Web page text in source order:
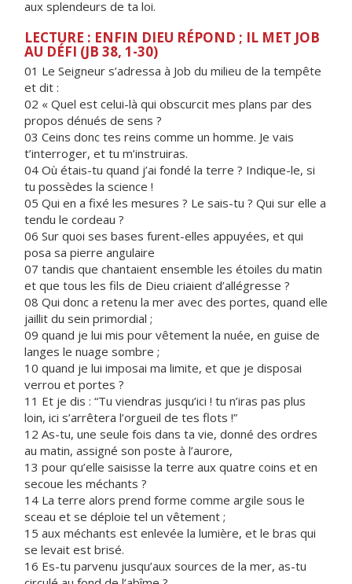
aux splendeurs de ta loi.
LECTURE : ENFIN DIEU RÉPOND ; IL MET JOB
AU DÉFI (JB 38, 1-30)
01 Le Seigneur s’adressa à Job du milieu de la tempête
et dit :
02 « Quel est celui-là qui obscurcit mes plans par des
propos dénués de sens ?
03 Ceins donc tes reins comme un homme. Je vais
t’interroger, et tu m’instruiras.
04 Où étais-tu quand j’ai fondé la terre ? Indique-le, si
tu possèdes la science !
05 Qui en a fixé les mesures ? Le sais-tu ? Qui sur elle a
tendu le cordeau ?
06 Sur quoi ses bases furent-elles appuyées, et qui
posa sa pierre angulaire
07 tandis que chantaient ensemble les étoiles du matin
et que tous les fils de Dieu criaient d’allégresse ?
08 Qui donc a retenu la mer avec des portes, quand elle
jaillit du sein primordial ;
09 quand je lui mis pour vêtement la nuée, en guise de
langes le nuage sombre ;
10 quand je lui imposai ma limite, et que je disposai
verrou et portes ?
11 Et je dis : “Tu viendras jusqu’ici ! tu n’iras pas plus
loin, ici s’arrêtera l’orgueil de tes flots !”
12 As-tu, une seule fois dans ta vie, donné des ordres
au matin, assigné son poste à l’aurore,
13 pour qu’elle saisisse la terre aux quatre coins et en
secoue les méchants ?
14 La terre alors prend forme comme argile sous le
sceau et se déploie tel un vêtement ;
15 aux méchants est enlevée la lumière, et le bras qui
se levait est brisé.
16 Es-tu parvenu jusqu’aux sources de la mer, as-tu